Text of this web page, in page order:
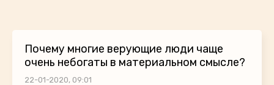
Почему многие верующие люди чаще
очень небогаты в материальном смысле?
22-01-2020, 09:01